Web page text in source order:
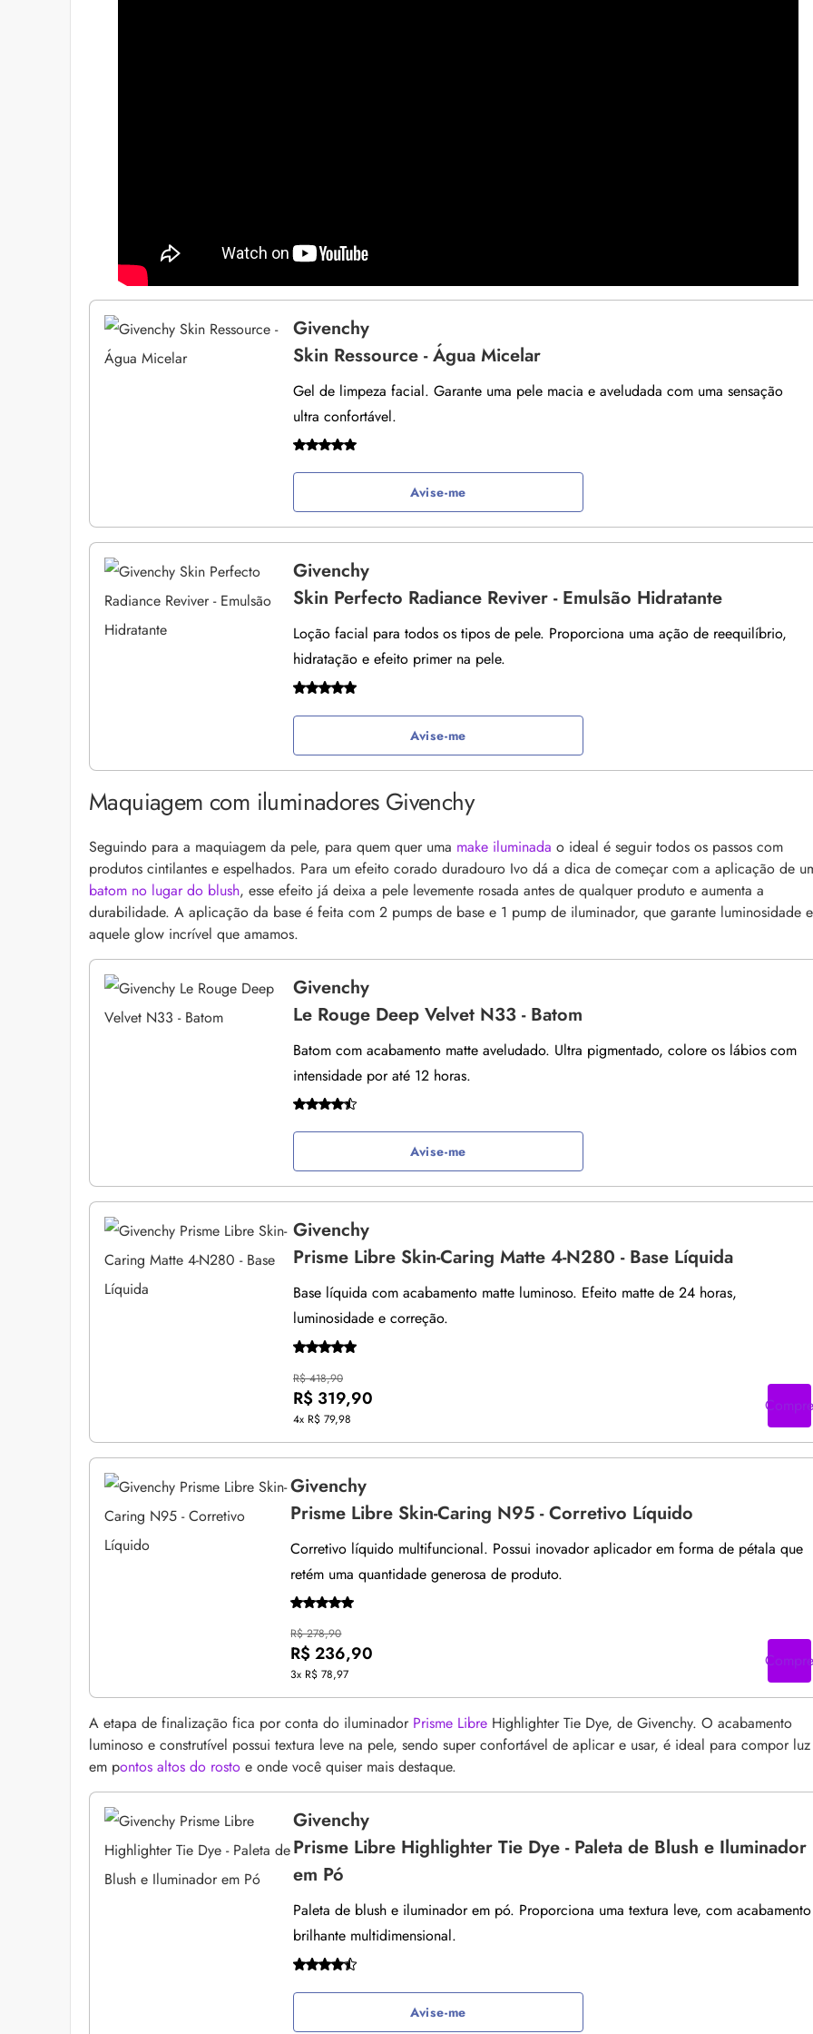
Givenchy
Skin Ressource - Água Micelar
Gel de limpeza facial. Garante uma pele macia e aveludada com uma sensação
ultra confortável.
Avise-me
Givenchy
Skin Perfecto Radiance Reviver - Emulsão Hidratante
Loção facial para todos os tipos de pele. Proporciona uma ação de reequilíbrio,
hidratação e efeito primer na pele.
Avise-me
Maquiagem com iluminadores Givenchy
Seguindo para a maquiagem da pele, para quem quer uma make iluminada o ideal é seguir todos os passos com
produtos cintilantes e espelhados. Para um efeito corado duradouro Ivo dá a dica de começar com a aplicação de
batom no lugar do blush, esse efeito já deixa a pele levemente rosada antes de qualquer produto e aumenta a
durabilidade. A aplicação da base é feita com 2 pumps de base e 1 pump de iluminador, que garante luminosidade e
aquele glow incrível que amamos.
Givenchy
Le Rouge Deep Velvet N33 - Batom
Batom com acabamento matte aveludado. Ultra pigmentado, colore os lábios com
intensidade por até 12 horas.
Avise-me
Givenchy
Prisme Libre Skin-Caring Matte 4-N280 - Base Líquida
Base líquida com acabamento matte luminoso. Efeito matte de 24 horas,
luminosidade e correção.
R$ 418,90
R$ 319,90
4x R$ 79,98
Compre
Givenchy
Prisme Libre Skin-Caring N95 - Corretivo Líquido
Corretivo líquido multifuncional. Possui inovador aplicador em forma de pétala que
retém uma quantidade generosa de produto.
R$ 278,90
R$ 236,90
3x R$ 78,97
Compre
A etapa de finalização fica por conta do iluminador Prisme Libre Highlighter Tie Dye, de Givenchy. O acabamento
luminoso e construtível possui textura leve na pele, sendo super confortável de aplicar e usar, é ideal para compor luz
em pontos altos do rosto e onde você quiser mais destaque.
Givenchy
Prisme Libre Highlighter Tie Dye - Paleta de Blush e Iluminador
em Pó
Paleta de blush e iluminador em pó. Proporciona uma textura leve, com acabamento
brilhante multidimensional.
Avise-me